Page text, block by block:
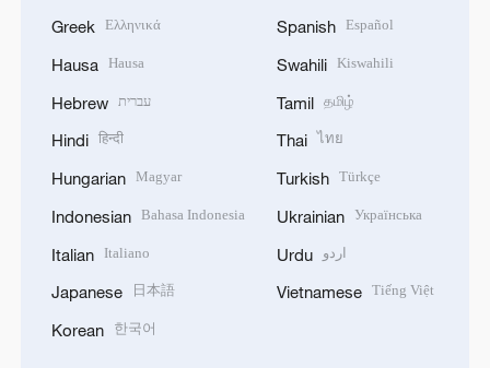
Greek Ελληνικά
Hausa Hausa
Hebrew עברית
Hindi हिन्दी
Hungarian Magyar
Indonesian Bahasa Indonesia
Italian Italiano
Japanese 日本語
Korean 한국어
Spanish Español
Swahili Kiswahili
Tamil தமிழ்
Thai ไทย
Turkish Türkçe
Ukrainian Українська
Urdu اردو
Vietnamese Tiếng Việt